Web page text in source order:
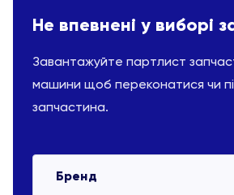
Не впевнені у виборі
Завантажуйте партлист
машини щоб переконатися чи
запчастина.
Бренд